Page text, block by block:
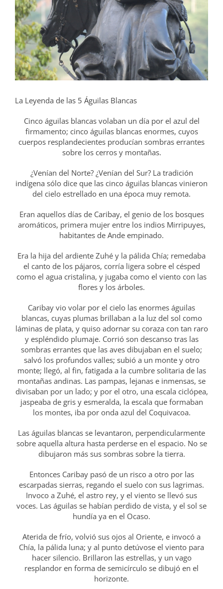
La Leyenda de las 5 Águilas Blancas
Cinco águilas blancas volaban un día por el azul del
firmamento; cinco águilas blancas enormes, cuyos
cuerpos resplandecientes producían sombras errantes
sobre los cerros y montañas.
¿Venían del Norte? ¿Venían del Sur? La tradición
indígena sólo dice que las cinco águilas blancas vinieron
del cielo estrellado en una época muy remota.
Eran aquellos días de Caribay, el genio de los bosques
aromáticos, primera mujer entre los indios Mirripuyes,
habitantes de Ande empinado.
Era la hija del ardiente Zuhé y la pálida Chía; remedaba
el canto de los pájaros, corría ligera sobre el césped
como el agua cristalina, y jugaba como el viento con las
flores y los árboles.
Caribay vio volar por el cielo las enormes águilas
blancas, cuyas plumas brillaban a la luz del sol como
láminas de plata, y quiso adornar su coraza con tan raro
y espléndido plumaje. Corrió son descanso tras las
sombras errantes que las aves dibujaban en el suelo;
salvó los profundos valles; subió a un monte y otro
monte; llegó, al fin, fatigada a la cumbre solitaria de las
montañas andinas. Las pampas, lejanas e inmensas, se
divisaban por un lado; y por el otro, una escala ciclópea,
jaspeaba de gris y esmeralda, la escala que formaban
los montes, iba por onda azul del Coquivacoa.
Las águilas blancas se levantaron, perpendicularmente
sobre aquella altura hasta perderse en el espacio. No se
dibujaron más sus sombras sobre la tierra.
Entonces Caribay pasó de un risco a otro por las
escarpadas sierras, regando el suelo con sus lagrimas.
Invoco a Zuhé, el astro rey, y el viento se llevó sus
voces. Las águilas se habían perdido de vista, y el sol se
hundía ya en el Ocaso.
Aterida de frío, volvió sus ojos al Oriente, e invocó a
Chía, la pálida luna; y al punto detúvose el viento para
hacer silencio. Brillaron las estrellas, y un vago
resplandor en forma de semicírculo se dibujó en el
horizonte.